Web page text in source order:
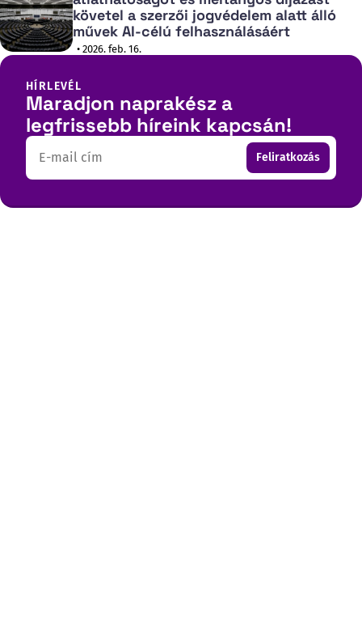
követel a szerzői jogvédelem alatt álló
művek AI-célú felhasználásáért
• 2026. feb. 16.
HÍRLEVÉL
Maradjon naprakész a
legfrissebb híreink kapcsán!
Email Feliratkozás